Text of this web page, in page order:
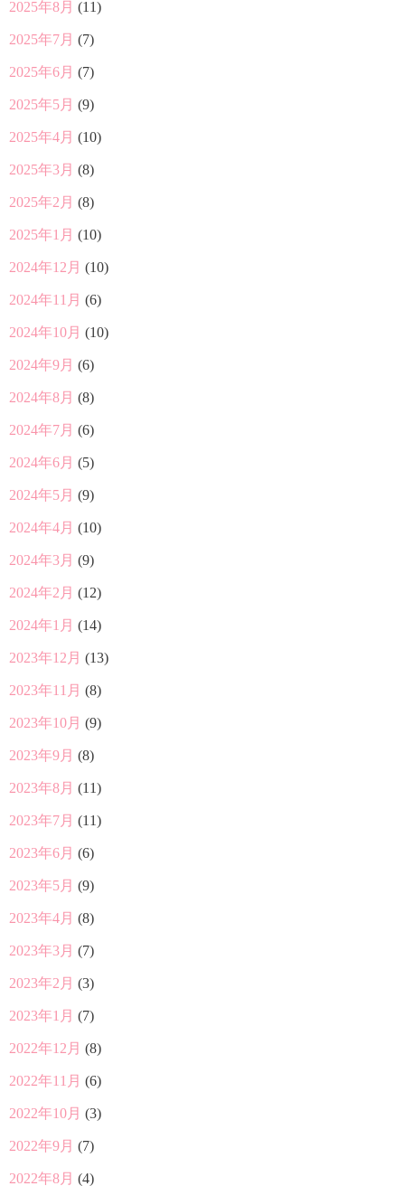
2025年8月 (11)
2025年7月 (7)
2025年6月 (7)
2025年5月 (9)
2025年4月 (10)
2025年3月 (8)
2025年2月 (8)
2025年1月 (10)
2024年12月 (10)
2024年11月 (6)
2024年10月 (10)
2024年9月 (6)
2024年8月 (8)
2024年7月 (6)
2024年6月 (5)
2024年5月 (9)
2024年4月 (10)
2024年3月 (9)
2024年2月 (12)
2024年1月 (14)
2023年12月 (13)
2023年11月 (8)
2023年10月 (9)
2023年9月 (8)
2023年8月 (11)
2023年7月 (11)
2023年6月 (6)
2023年5月 (9)
2023年4月 (8)
2023年3月 (7)
2023年2月 (3)
2023年1月 (7)
2022年12月 (8)
2022年11月 (6)
2022年10月 (3)
2022年9月 (7)
2022年8月 (4)